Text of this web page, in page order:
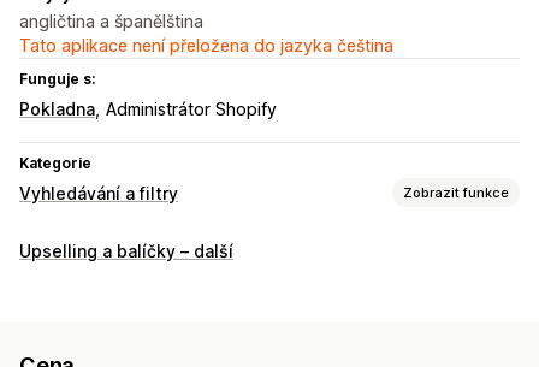
angličtina a španělština
Tato aplikace není přeložena do jazyka čeština
Funguje s:
Pokladna Administrátor Shopify
Kategorie
Vyhledávání a filtry Zobrazit funkce
Funkce vyhledávání
Přizpůsobení zobrazení
Upselling a balíčky – další